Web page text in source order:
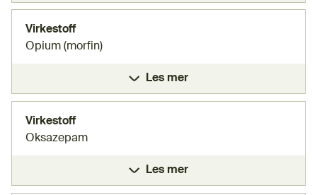
Virkestoff
Opium (morfin)
Les mer
Virkestoff
Oksazepam
Les mer